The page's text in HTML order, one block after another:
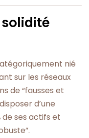
solidité
nié
sur les réseaux
de “fausses et
d’une
de ses actifs et